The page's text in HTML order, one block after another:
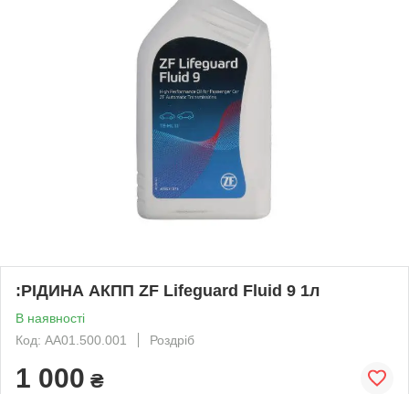
:РІДИНА АКПП ZF Lifeguard Fluid 9 1л
В наявності
Код: AA01.500.001
Роздріб
1 000 ₴